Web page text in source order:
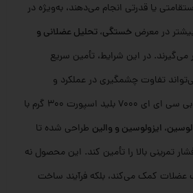
یا قدرتی انجام می‌دهند، به‌ویژه در
در معرض خستگی، تحلیل عضلانی و
می‌گیرند. در این شرایط، تأمین سریع
تفاوت چشمگیری در عملکرد و
ریکاوری ایجاد کند. پودر بی سی ای ای 7000 بلید اسپورت 300 گرم با
لوسین، ایزولوسین و والین طراحی شده تا
تمرینی بالا را تأمین کند. این محصول نه
عضلات کمک می‌کند، بلکه فرآیند ساخت